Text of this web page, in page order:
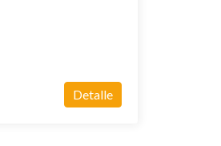
Detalle